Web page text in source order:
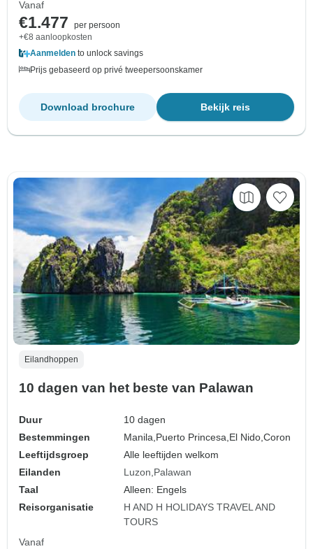
Vanaf
€1.477
per persoon
+€8 aanloopkosten
Aanmelden to unlock savings
Prijs gebaseerd op privé tweepersoonskamer
Bekijk reis
Download brochure
Eilandhoppen
10 dagen van het beste van Palawan
Duur
10 dagen
Bestemmingen
Manila, Puerto Princesa, El Nido,Coron
Leeftijdsgroep
Alle leeftijden welkom
Eilanden
Luzon Palawan
Taal
Alleen: Engels
Reisorganisatie
H AND H HOLIDAYS TRAVEL AND
TOURS
Vanaf